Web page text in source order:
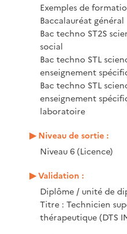
Exemples de
Baccalauréat général
Bac techno ST2S
social
Bac techno STL
enseignement
Bac techno STL
enseignement
laboratoire
Niveau de sortie :
Niveau 6 (Licence)
Validation :
Diplôme / unité de
Titre : Technicien
thérapeutique (DTS